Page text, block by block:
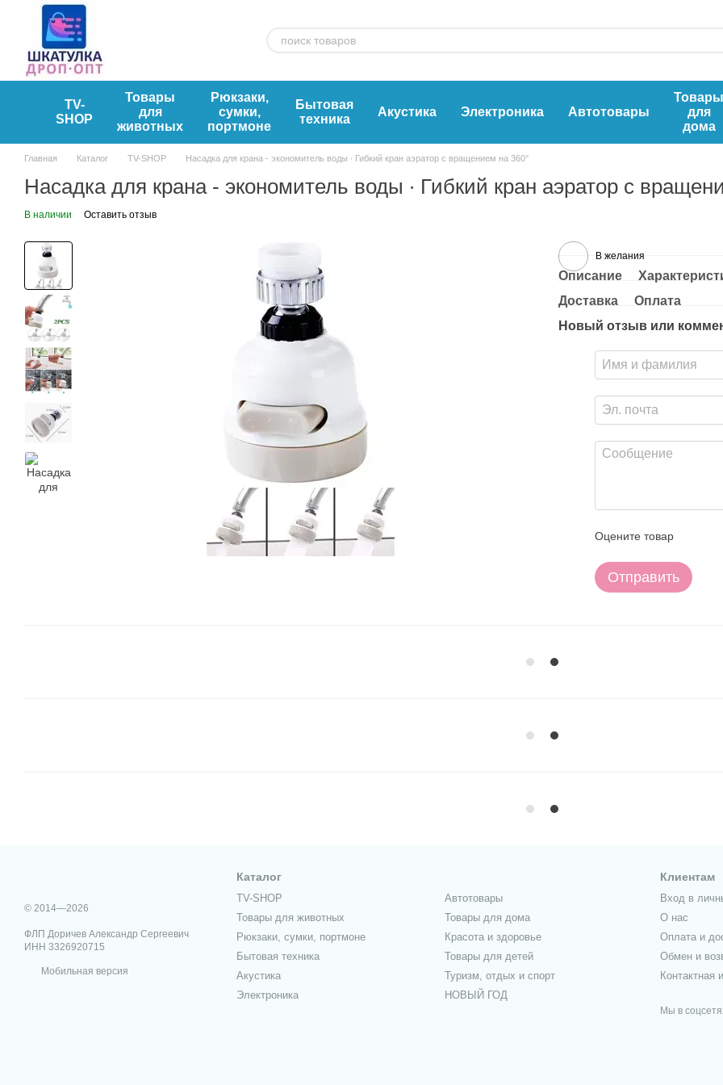
Перейти к основному контенту
TV-
SHOP
Товары
для
животных
Рюкзаки,
сумки,
портмоне
Бытовая
техника
Акустика Электроника Автотовары
Товары
для
дома
Главная Каталог TV-SHOP Насадка для крана - экономитель воды ∙ Гибкий кран аэратор с вращением на 360°
Насадка для крана - экономитель воды ∙ Гибкий кран аэратор с
В наличии Оставить отзыв
В желания
Описание
Доставка
Оплата
Новый отзыв или
Оцените товар
Отправить
© 2014—2026
ФЛП Доричев Александр Сергеевич
ИНН 3326920715
Мобильная версия
Каталог
TV-SHOP
Товары для животных
Рюкзаки, сумки, портмоне
Бытовая техника
Акустика
Электроника
Автотовары
Товары для дома
Красота и здоровье
Товары для детей
Туризм, отдых и спорт
НОВЫЙ ГОД
Клиентам
Вход в
О нас
Оплата и
Обмен и
Контактная
Мы в